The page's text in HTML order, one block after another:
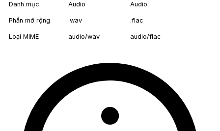
Danh mục Audio Audio
Phần mở rộng .wav .flac
Loại MIME audio/wav audio/flac